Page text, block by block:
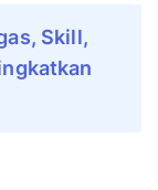
Skill,